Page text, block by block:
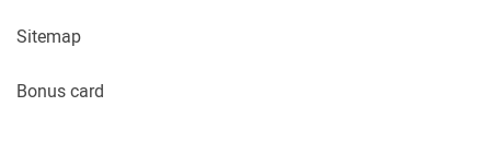
Sitemap
Bonus card